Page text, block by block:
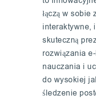
łączą w
interaktywne,
skuteczną
rozwiązania
nauczania i
do wysokiej
śledzenie